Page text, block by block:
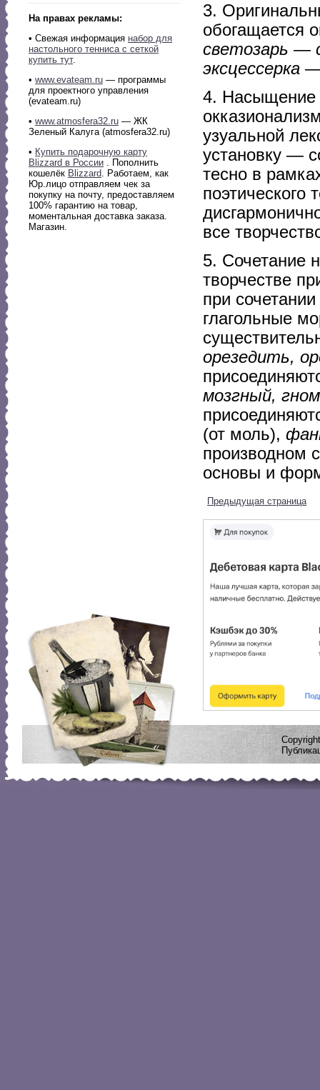
На правах рекламы:
• Свежая информация набор для
настольного тенниса с сеткой
купить тут.
• www.evateam.ru — программы
для проектного управления
(evateam.ru)
• www.atmosfera32.ru — ЖК
Зеленый Калуга (atmosfera32.ru)
• Купить подарочную карту
Blizzard в России . Пополнить
кошелёк Blizzard. Работаем, как
Юр.лицо отправляем чек за
покупку на почту, предоставляем
100% гарантию на товар,
моментальная доставка заказа.
Магазин.
3.
обогащается
светозарь —
эксцессерка
4. Насыщение
узуальной
установку —
тесно в
поэтического
все
5. Сочетание
творчестве
при
глагольные
орезедить,
мозгный,
(от моль),
производном
основы и
Предыдущая страница